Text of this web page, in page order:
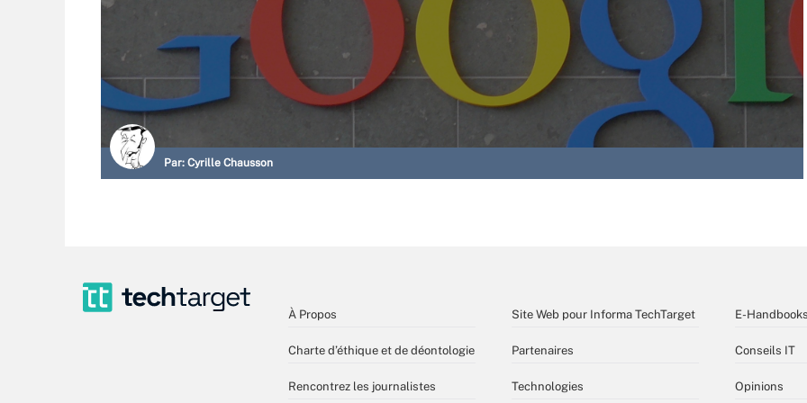
Par: Cyrille Chausson
À Propos
Charte d’éthique et de déontologie
Rencontrez les journalistes
Site Web pour Informa TechTarget
Partenaires
Technologies
E-
Conseils IT
Opinions